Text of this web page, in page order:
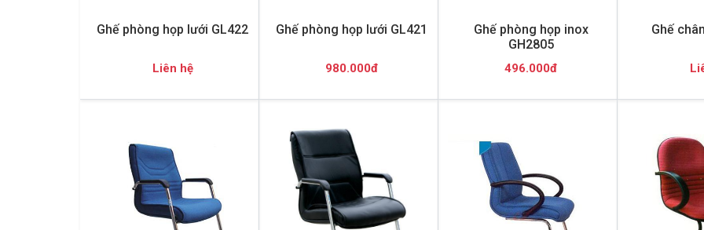
Ghế phòng họp lưới GL422
Liên hệ
Ghế phòng họp lưới GL421
980.000đ
Ghế phòng họp inox
GH2805
496.000đ
Ghế